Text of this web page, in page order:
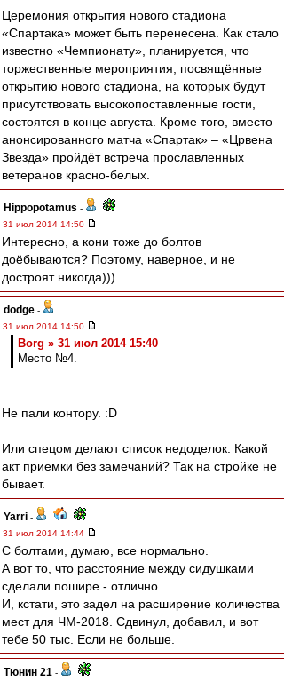
Церемония открытия нового стадиона
«Спартака» может быть перенесена. Как стало
известно «Чемпионату», планируется, что
торжественные мероприятия, посвящённые
открытию нового стадиона, на которых будут
присутствовать высокопоставленные гости,
состоятся в конце августа. Кроме того, вместо
анонсированного матча «Спартак» – «Црвена
Звезда» пройдёт встреча прославленных
ветеранов красно-белых.
Hippopotamus -
31 июл 2014 14:50
Интересно, а кони тоже до болтов
доёбываются? Поэтому, наверное, и не
достроят никогда)))
dodge -
31 июл 2014 14:50
Borg » 31 июл 2014 15:40
Место №4.
Не пали контору. :D
Или спецом делают список недоделок. Какой
акт приемки без замечаний? Так на стройке не
бывает.
Yarri -
31 июл 2014 14:44
С болтами, думаю, все нормально.
А вот то, что расстояние между сидушками
сделали пошире - отлично.
И, кстати, это задел на расширение количества
мест для ЧМ-2018. Сдвинул, добавил, и вот
тебе 50 тыс. Если не больше.
Тюнин 21 -